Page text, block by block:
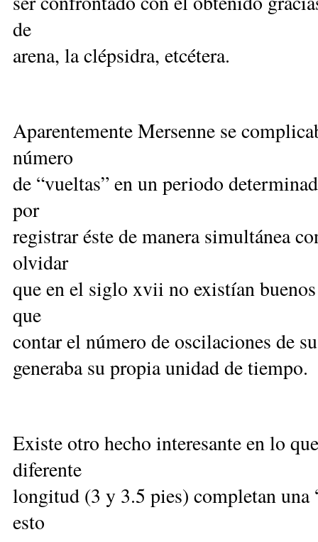
de
arena, la clépsidra, etcétera.
Aparentemente Mersenne se
número
de “vueltas” en un periodo
por
registrar éste de manera simultánea
olvidar
que en el siglo xvii no existían
que
contar el número de oscilaciones de
generaba su propia unidad de tiempo.
Existe otro hecho interesante en lo
diferente
longitud (3 y 3.5 pies) completan
esto